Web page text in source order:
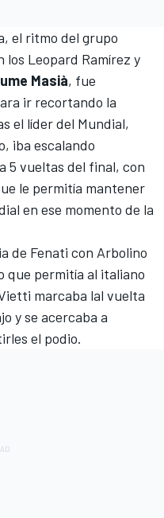
el ritmo del grupo
los Leopard Ramírez y
Masià, fue
ir recortando la
el líder del Mundial,
iba escalando
5 vueltas del final, con
le permitía mantener
en ese momento de la
de Fenati con Arbolino
que permitía al italiano
marcaba lal vuelta
y se acercaba a
el podio.